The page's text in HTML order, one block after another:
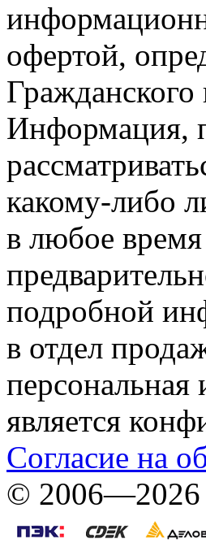
офертой,
Информация,
какому-либо
в любое
подробной
в отдел
является
Согласие на
© 2006—2026